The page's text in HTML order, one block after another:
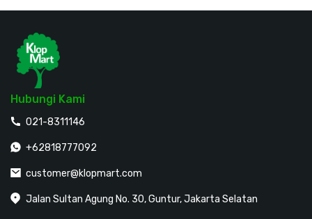
Hubungi Kami
021-8311146
+62818777092
customer@klopmart.com
Jalan Sultan Agung No. 30, Guntur, Jakarta Selatan